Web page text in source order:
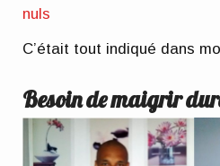
nuls
C’était tout indiqué dans
Besoin de maigrir